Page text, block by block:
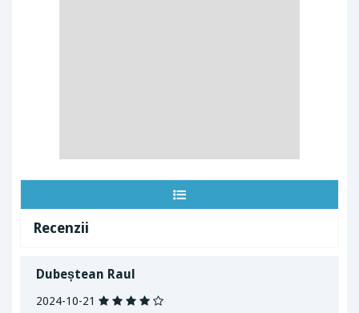
Recenzii
Dubeștean Raul
2024-10-21